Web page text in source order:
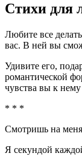
Стихи для
Любите все
вас. В ней вы
Удивите его,
романтической
чувства вы к
* * *
Смотришь на меня
Я секундой